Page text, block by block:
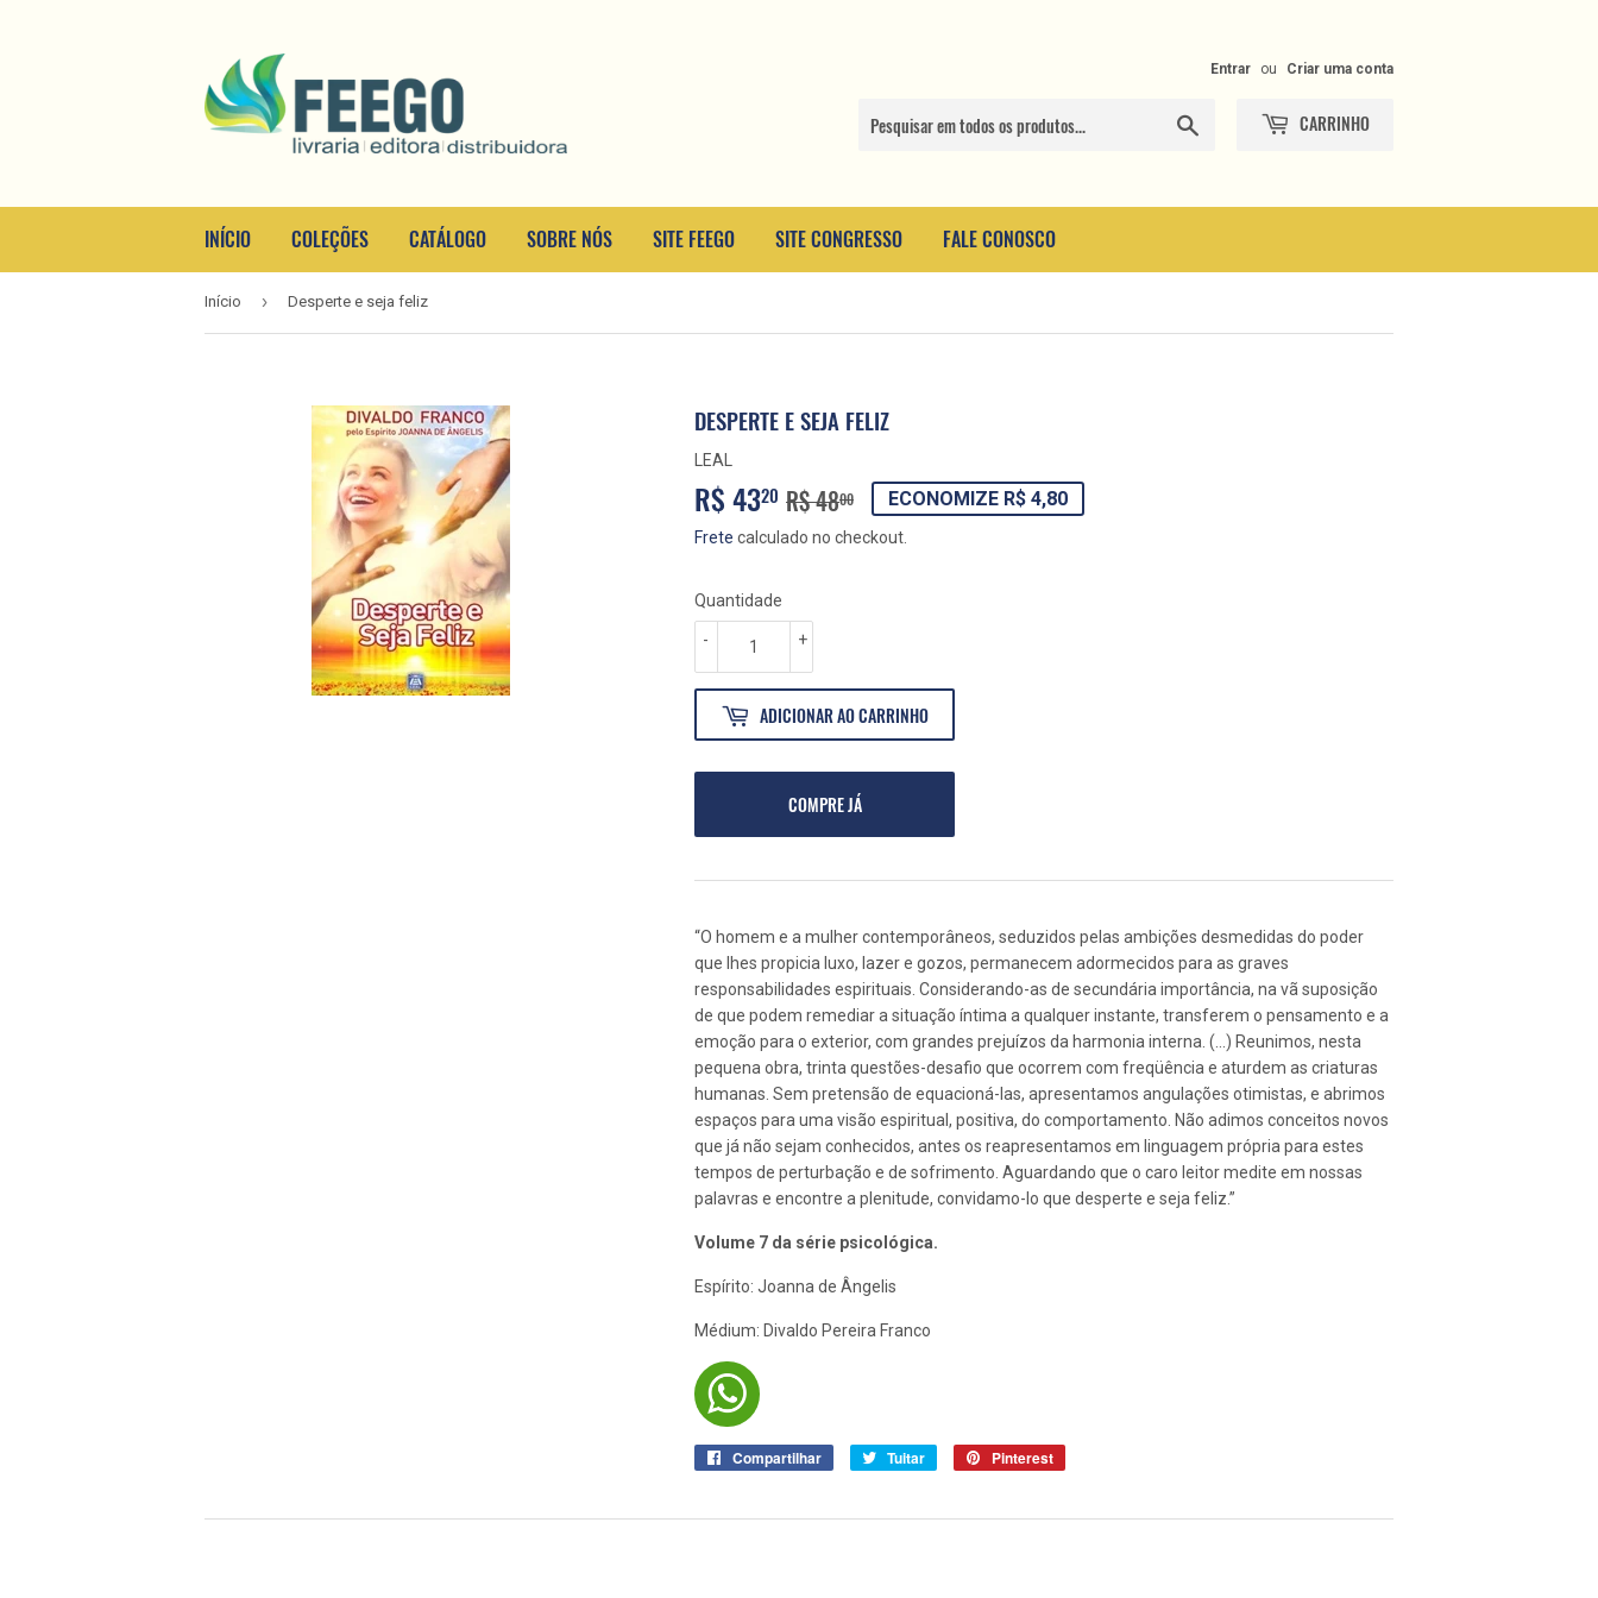
Entrar ou Criar uma conta
Procurar CARRINHO
INÍCIO COLEÇÕES CATÁLOGO SOBRE NÓS SITE FEEGO SITE CONGRESSO FALE CONOSCO
Início › Desperte e seja feliz
DESPERTE E SEJA FELIZ
LEAL
R$ 4320 R$ 4800
PREÇO
NORMAL
R$
48,00
PREÇO
PROMOCIONAL
R$
43,20
ECONOMIZE R$ 4,80
Frete calculado no checkout.
Quantidade
+
-
ADICIONAR AO CARRINHO
COMPRE JÁ
“O homem e a mulher contemporâneos, seduzidos pelas ambições desmedidas do poder
que lhes propicia luxo, lazer e gozos, permanecem adormecidos para as graves
responsabilidades espirituais. Considerando-as de secundária importância, na vã suposição
de que podem remediar a situação íntima a qualquer instante, transferem o pensamento e a
emoção para o exterior, com grandes prejuízos da harmonia interna. (...) Reunimos, nesta
pequena obra, trinta questões-desafio que ocorrem com freqüência e aturdem as criaturas
humanas. Sem pretensão de equacioná-las, apresentamos angulações otimistas, e abrimos
espaços para uma visão espiritual, positiva, do comportamento. Não adimos conceitos novos
que já não sejam conhecidos, antes os reapresentamos em linguagem própria para estes
tempos de perturbação e de sofrimento. Aguardando que o caro leitor medite em nossas
palavras e encontre a plenitude, convidamo-lo que desperte e seja feliz.”
Volume 7 da série psicológica.
Espírito: Joanna de Ângelis
Médium: Divaldo Pereira Franco
Compartilhar
Compartilhar
Tuitar Tuitar Pinterest